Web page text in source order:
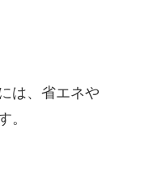
は、省エネや
。